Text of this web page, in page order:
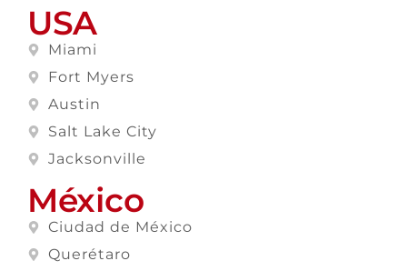
USA
Miami
Fort Myers
Austin
Salt Lake City
Jacksonville
México
Ciudad de México
Querétaro